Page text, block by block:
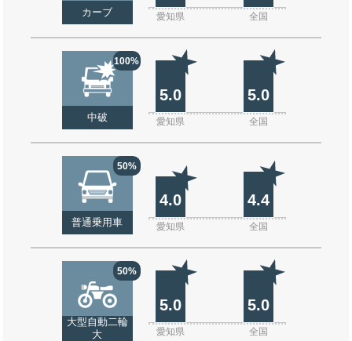
カーブ 愛知県 全国
100%
中破
5.0 5.0
愛知県 全国
50%
普通乗用車
4.0 4.4
愛知県 全国
50%
大型自動二輪
大
5.0 5.0
愛知県 全国